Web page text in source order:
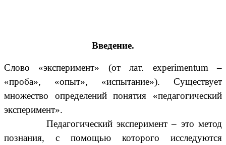
Введение.
Слово «эксперимент» (от лат. experimentum –
«проба», «опыт», «испытание»). Существует
множество определений понятия «педагогический
эксперимент».
Педагогический эксперимент – это метод
познания, с помощью которого исследуются